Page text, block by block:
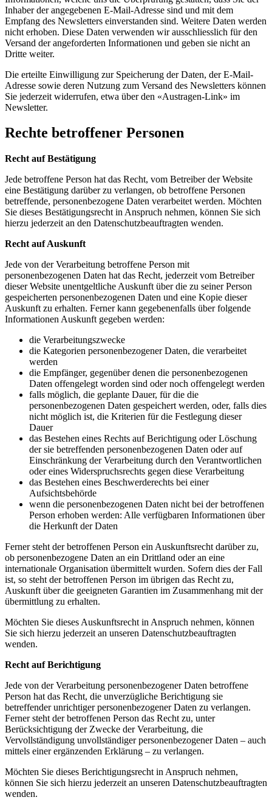
Inhaber der angegebenen E-Mail-Adresse sind und mit dem
Empfang des Newsletters einverstanden sind. Weitere Daten werden
nicht erhoben. Diese Daten verwenden wir ausschliesslich für den
Versand der angeforderten Informationen und geben sie nicht an
Dritte weiter.
Die erteilte Einwilligung zur Speicherung der Daten, der E-Mail-
Adresse sowie deren Nutzung zum Versand des Newsletters können
Sie jederzeit widerrufen, etwa über den «Austragen-Link» im
Newsletter.
Rechte betroffener Personen
Recht auf Bestätigung
Jede betroffene Person hat das Recht, vom Betreiber der Website
eine Bestätigung darüber zu verlangen, ob betroffene Personen
betreffende, personenbezogene Daten verarbeitet werden. Möchten
Sie dieses Bestätigungsrecht in Anspruch nehmen, können Sie sich
hierzu jederzeit an den Datenschutzbeauftragten wenden.
Recht auf Auskunft
Jede von der Verarbeitung betroffene Person mit
personenbezogenen Daten hat das Recht, jederzeit vom Betreiber
dieser Website unentgeltliche Auskunft über die zu seiner Person
gespeicherten personenbezogenen Daten und eine Kopie dieser
Auskunft zu erhalten. Ferner kann gegebenenfalls über folgende
Informationen Auskunft gegeben werden:
die Verarbeitungszwecke
die Kategorien personenbezogener Daten, die verarbeitet
werden
die Empfänger, gegenüber denen die personenbezogenen
Daten offengelegt worden sind oder noch offengelegt werden
falls möglich, die geplante Dauer, für die die
personenbezogenen Daten gespeichert werden, oder, falls dies
nicht möglich ist, die Kriterien für die Festlegung dieser
Dauer
das Bestehen eines Rechts auf Berichtigung oder Löschung
der sie betreffenden personenbezogenen Daten oder auf
Einschränkung der Verarbeitung durch den Verantwortlichen
oder eines Widerspruchsrechts gegen diese Verarbeitung
das Bestehen eines Beschwerderechts bei einer
Aufsichtsbehörde
wenn die personenbezogenen Daten nicht bei der betroffenen
Person erhoben werden: Alle verfügbaren Informationen über
die Herkunft der Daten
Ferner steht der betroffenen Person ein Auskunftsrecht darüber zu,
ob personenbezogene Daten an ein Drittland oder an eine
internationale Organisation übermittelt wurden. Sofern dies der Fall
ist, so steht der betroffenen Person im übrigen das Recht zu,
Auskunft über die geeigneten Garantien im Zusammenhang mit der
übermittlung zu erhalten.
Möchten Sie dieses Auskunftsrecht in Anspruch nehmen, können
Sie sich hierzu jederzeit an unseren Datenschutzbeauftragten
wenden.
Recht auf Berichtigung
Jede von der Verarbeitung personenbezogener Daten betroffene
Person hat das Recht, die unverzügliche Berichtigung sie
betreffender unrichtiger personenbezogener Daten zu verlangen.
Ferner steht der betroffenen Person das Recht zu, unter
Berücksichtigung der Zwecke der Verarbeitung, die
Vervollständigung unvollständiger personenbezogener Daten – auch
mittels einer ergänzenden Erklärung – zu verlangen.
Möchten Sie dieses Berichtigungsrecht in Anspruch nehmen,
können Sie sich hierzu jederzeit an unseren Datenschutzbeauftragten
wenden.